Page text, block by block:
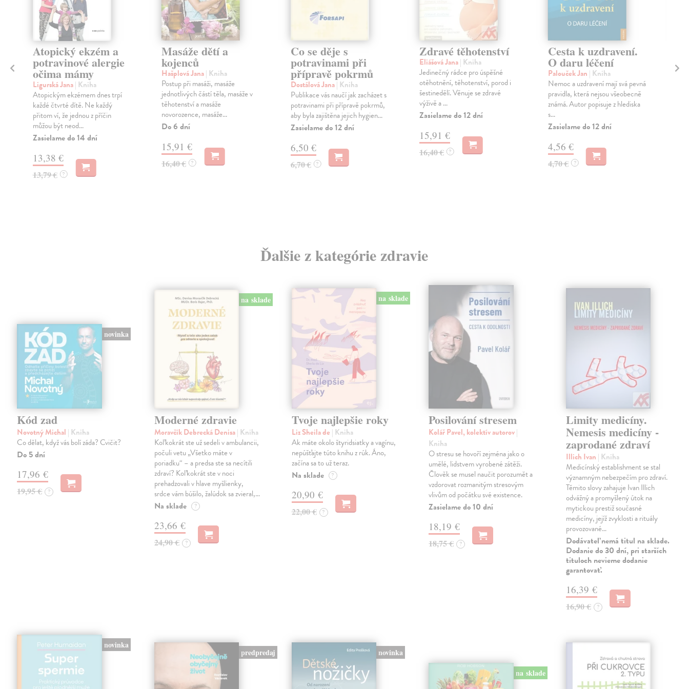
Atopický ekzém a
potravinové alergie
očima mámy
Ligurská Jana| Kniha
Atopickým ekzémem dnes trpí
každé čtvrté dítě. Ne každý
přitom ví, že jednou z příčin
můžou být neod...
Zasielame do 14 dní
13,38 €
13,79 € ?
Masáže dětí a
kojenců
Hašplová Jana| Kniha
Postup při masáži, masáže
jednotlivých částí těla, masáže v
těhotenství a masáže
novorozence, masáže...
Do 6 dní
15,91 €
16,40 € ?
Co se děje s
potravinami při
přípravě pokrmů
Dostálová Jana| Kniha
Publikace vás naučí jak zacházet s
potravinami při přípravě pokrmů,
aby byla zajištěna jejich hygien...
Zasielame do 12 dní
6,50 €
6,70 € ?
Zdravé těhotenství
Eliášová Jana| Kniha
Jedinečný rádce pro úspěšné
otěhotnění, těhotenství, porod i
šestinedělí. Věnuje se zdravé
výživě a ...
Zasielame do 12 dní
15,91 €
16,40 € ?
Cesta k uzdravení.
O daru léčení
Palouček Jan | Kniha
Nemoc a uzdravení mají svá pevná
pravidla, která nejsou všeobecně
známá. Autor popisuje z hlediska
s...
Zasielame do 12 dní
4,56 €
4,70 € ?
Ďalšie z kategórie zdravie
novinka
Kód zad
Novotný Michal | Kniha
Co dělat, když vás bolí záda? Cvičit?
Do 5 dní
17,96 €
19,95 € ?
na sklade
Moderné zdravie
Moravčík Debrecká Denisa| Kniha
Koľkokrát ste už sedeli v ambulancii,
počuli vetu „Všetko máte v
poriadku“ – a predsa ste sa necítili
zdraví? Koľkokrát ste v noci
prehadzovali v hlave myšlienky,
srdce vám búšilo, žalúdok sa zvieral,…
Na sklade ?
23,66 €
24,90 € ?
na sklade
Tvoje najlepšie roky
Liz Sheila de | Kniha
Ak máte okolo štyridsiatky a vagínu,
nepúšťajte túto knihu z rúk. Áno,
začína sa to už teraz.
Na sklade ?
20,90 €
22,00 € ?
Posilování stresem
Kolář Pavel, kolektív autorov|
Kniha
O stresu se hovoří zejména jako o
umělé, lidstvem vyrobené zátěži.
Člověk se musel naučit porozumět a
vzdorovat rozmanitým stresovým
vlivům od počátku své existence.
Zasielame do 10 dní
18,19 €
18,75 € ?
Limity medicíny.
Nemesis medicíny -
zaprodané zdraví
Illich Ivan | Kniha
Medicínský establishment se stal
významným nebezpečím pro zdraví.
Těmito slovy zahajuje Ivan Illich
odvážný a promyšlený útok na
mytickou prestiž současné
medicíny, jejíž zvyklosti a rituály
provozované…
Dodávateľ nemá titul na sklade.
Dodanie do 30 dní, pri starších
tituloch nevieme dodanie
garantovať.
16,39 €
16,90 € ?
novinka
predpredaj
novinka
na sklade